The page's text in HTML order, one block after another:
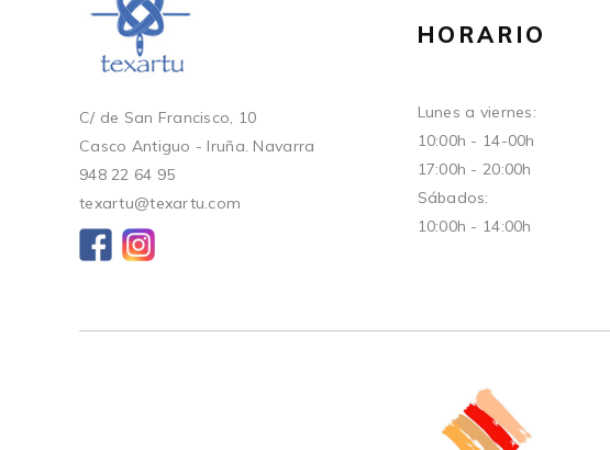
C/ de San Francisco, 10
Casco Antiguo - Iruña. Navarra
948 22 64 95
texartu@texartu.com
HORARIO
Lunes a viernes:
10:00h - 14-00h
17:00h - 20:00h
Sábados:
10:00h - 14:00h